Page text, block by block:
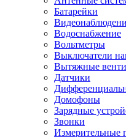
Батарейки
Водоснабжение
Вольтметры
Выключатели
Вытяжные
Датчики
Домофоны
Зарядные
Звонки
Измерительные